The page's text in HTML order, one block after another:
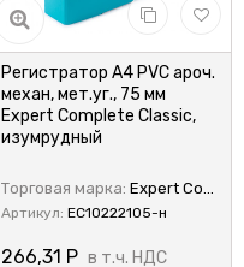
Регистратор А4 PVC ароч.
механ, мет.уг., 75 мм
Expert Complete Classic,
изумрудный
Торговая марка: Expert Complete
Артикул: EC10222105-н
266,31 Р в т.ч. НДС